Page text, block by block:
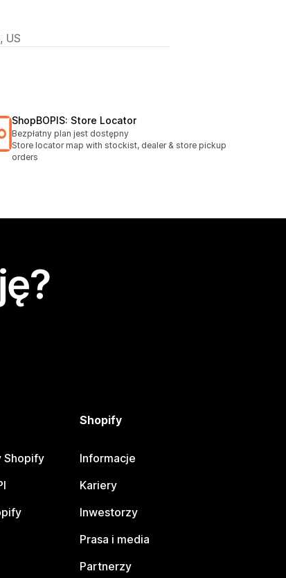
US
ShopBOPIS: Store Locator
Bezpłatny plan jest dostępny
Store locator map with stockist, dealer & store pickup
orders
Shopify
Shopify
Informacje
Kariery
Inwestorzy
Prasa i media
Partnerzy